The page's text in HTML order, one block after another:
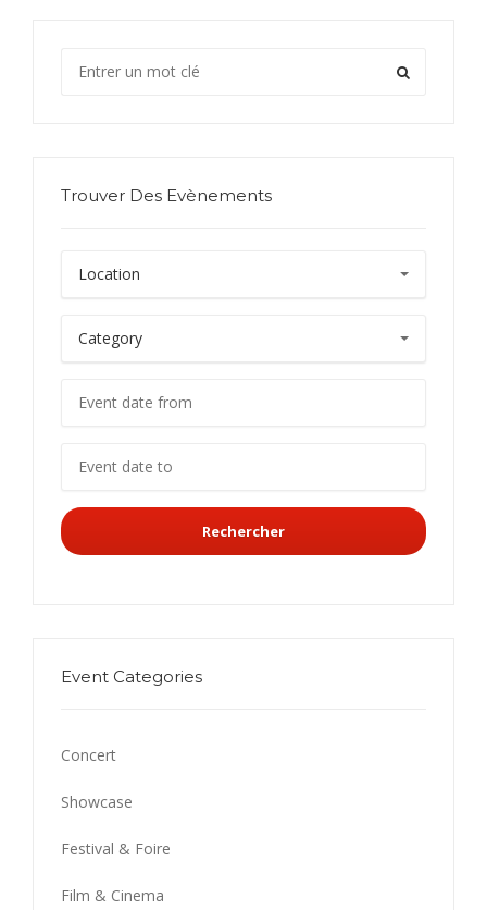
Trouver Des Evènements
Rechercher
Event Categories
Concert
Showcase
Festival & Foire
Film & Cinema